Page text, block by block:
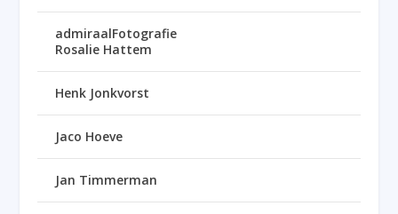
admiraalFotografie
Rosalie Hattem
Henk Jonkvorst
Jaco Hoeve
Jan Timmerman